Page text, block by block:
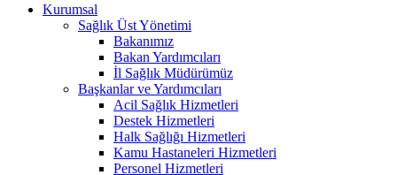
Kurumsal
Sağlık Üst Yönetimi
Bakanımız
Bakan Yardımcıları
İl Sağlık Müdürümüz
Başkanlar ve Yardımcıları
Acil Sağlık Hizmetleri
Destek Hizmetleri
Halk Sağlığı Hizmetleri
Kamu Hastaneleri Hizmetleri
Personel Hizmetleri